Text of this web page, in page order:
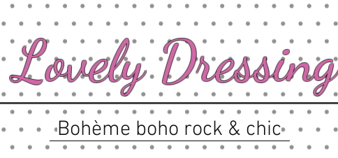
Lovely Dressing
Bohème boho rock & chic